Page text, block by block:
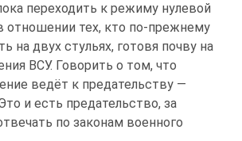
переходить к режиму нулевой
отношении тех, кто по-прежнему
на двух стульях, готовя почву на
ВСУ. Говорить о том, что
ведёт к предательству —
и есть предательство, за
по законам военного